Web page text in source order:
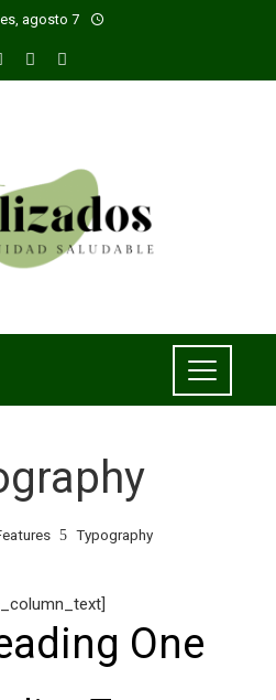
agosto 7
Typography
One